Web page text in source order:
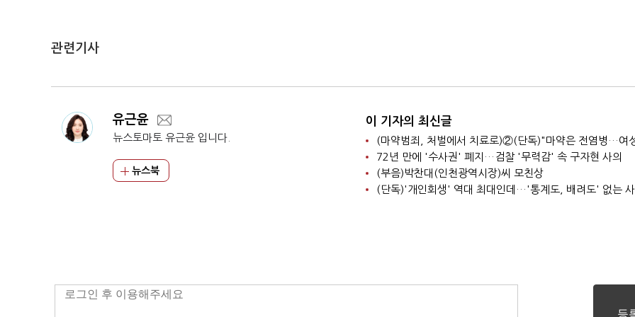
관련기사
유근윤
뉴스토마토 유근윤 입니다.
뉴스북
이 기자의 최신글
72년 만에 '수사권' 폐지…검찰 '무력감' 속 구자현 사의
(부음)박찬대(인천광역시장)씨 모친상
(단독)'개인회생' 역대 최대인데…'통계도, 배려도' 없는